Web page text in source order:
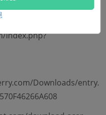
index.php?
Downloads/